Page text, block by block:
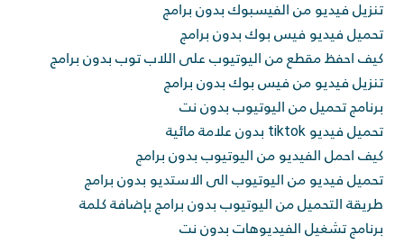
تنزيل فيديو من الفيسبوك بدون برامج
تحميل فيديو فيس بوك بدون برامج
كيف احفظ مقطع من اليوتيوب على اللاب توب بدون برامج
تنزيل فيديو من فيس بوك بدون برامج
برنامج تحميل من اليوتيوب بدون نت
تحميل فيديو tiktok بدون علامة مائية
كيف احمل الفيديو من اليوتيوب بدون برامج
تحميل فيديو من اليوتيوب الى الاستديو بدون برامج
طريقة التحميل من اليوتيوب بدون برامج بإضافة كلمة
برنامج تشغيل الفيديوهات بدون نت